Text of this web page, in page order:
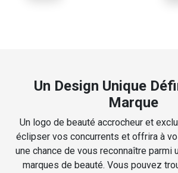
Un Design Unique
Marque
Un logo de beauté accrocheur et
éclipser vos concurrents et offrira à
une chance de vous reconnaître parmi
marques de beauté. Vous pouvez